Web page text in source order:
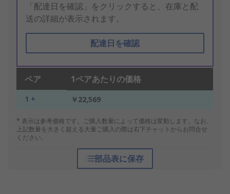
「配達日を確認」をクリックすると、在庫と配
送の詳細が表示されます。
配達日を確認
ペア 1ペアあたりの価格
1 + ￥22,569
* 表示は参考価格です。ご購入数量によって価格は変動します。なお、
上記数量を大きく超える大量ご購入の際は右下チャットからお問合せ
ください。
部品表に保存